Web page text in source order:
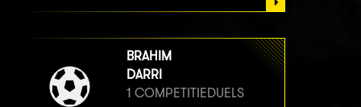
BRAHIM
DARRI
1 COMPETITIEDUELS